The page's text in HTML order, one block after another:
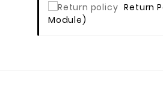
Return
Module)